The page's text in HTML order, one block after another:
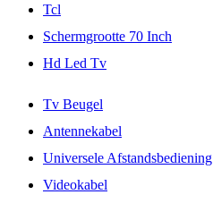
Tcl
Schermgrootte 70 Inch
Hd Led Tv
Tv Beugel
Antennekabel
Universele Afstandsbediening
Videokabel